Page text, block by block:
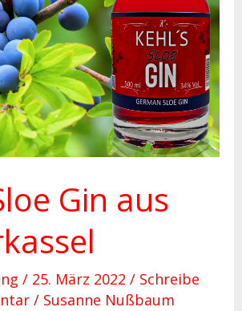
Gin aus
/ 25. März 2022 / Schreibe
/ Susanne Nußbaum